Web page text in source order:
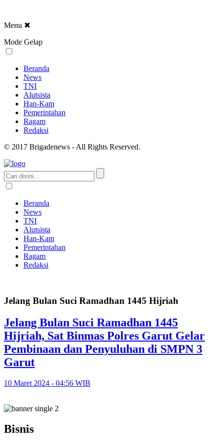
Menu ✖
Mode Gelap
Beranda
News
TNI
Alutsista
Han-Kam
Pemerintahan
Ragam
Redaksi
© 2017 Brigadenews - All Rights Reserved.
Beranda
News
TNI
Alutsista
Han-Kam
Pemerintahan
Ragam
Redaksi
Jelang Bulan Suci Ramadhan 1445 Hijriah
Jelang Bulan Suci Ramadhan 1445
Hijriah, Sat Binmas Polres Garut Gelar
Pembinaan dan Penyuluhan di SMPN 3
Garut
10 Maret 2024 - 04:56 WIB
Bisnis